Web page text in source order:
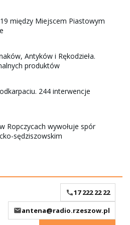
między Miejscem Piastowym
Antyków i Rękodzieła.
produktów
244 interwencje
Ropczycach wywołuje spór
sędziszowskim
17 222 22 22
antena@radio.rzeszow.pl